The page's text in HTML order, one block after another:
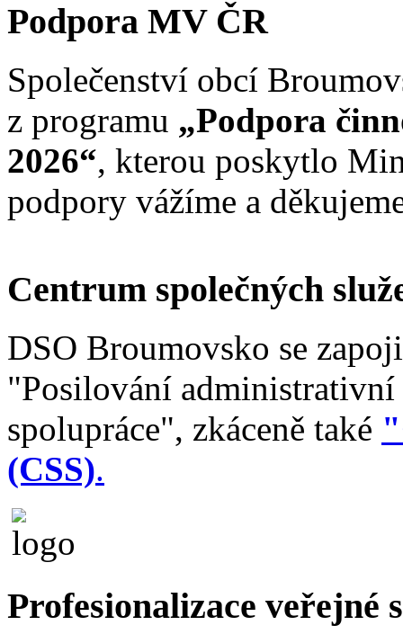
Podpora MV ČR
Společenství obcí
z programu „Podpora
2026“, kterou poskytlo
podpory vážíme a
Centrum společných
DSO Broumovsko se
"Posilování
spolupráce", zkáceně také
(CSS).
Profesionalizace veřejné